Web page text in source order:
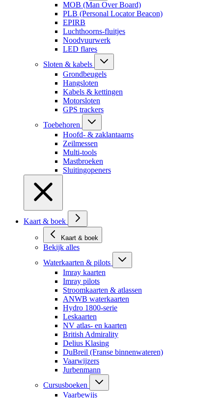
MOB (Man Over Board)
PLB (Personal Locator Beacon)
EPIRB
Luchthoorns-fluitjes
Noodvuurwerk
LED flares
Sloten & kabels
Grondbeugels
Hangsloten
Kabels & kettingen
Motorsloten
GPS trackers
Toebehoren
Hoofd- & zaklantaarns
Zeilmessen
Multi-tools
Mastbroeken
Sluitingopeners
Kaart & boek
Kaart & boek
Bekijk alles
Waterkaarten & pilots
Imray kaarten
Imray pilots
Stroomkaarten & atlassen
ANWB waterkaarten
Hydro 1800-serie
Leskaarten
NV atlas- en kaarten
British Admirality
Delius Klasing
DuBreil (Franse binnenwateren)
Vaarwijzers
Jurbenmann
Cursusboeken
Vaarbewijs